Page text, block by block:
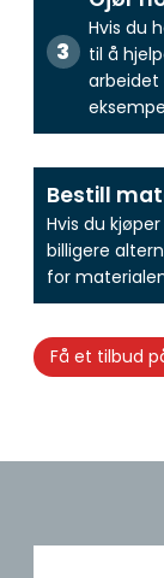
Hvis du
til å
arbeidet
Bestill
Hvis du
billigere
for
Få et tilbud